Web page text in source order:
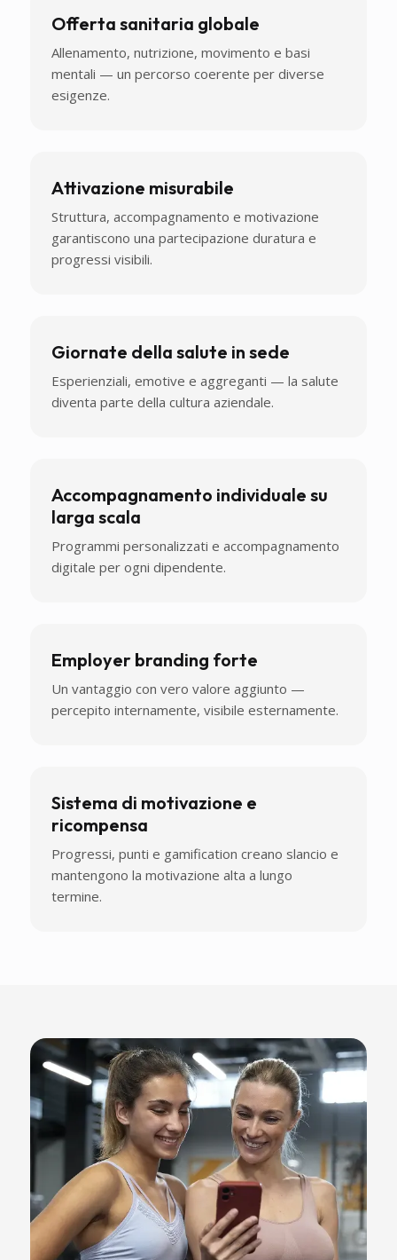
Offerta sanitaria globale
Allenamento, nutrizione, movimento e basi
mentali — un percorso coerente per diverse
esigenze.
Attivazione misurabile
Struttura, accompagnamento e motivazione
garantiscono una partecipazione duratura e
progressi visibili.
Giornate della salute in sede
Esperienziali, emotive e aggreganti — la salute
diventa parte della cultura aziendale.
Accompagnamento individuale su
larga scala
Programmi personalizzati e accompagnamento
digitale per ogni dipendente.
Employer branding forte
Un vantaggio con vero valore aggiunto —
percepito internamente, visibile esternamente.
Sistema di motivazione e
ricompensa
Progressi, punti e gamification creano slancio e
mantengono la motivazione alta a lungo
termine.